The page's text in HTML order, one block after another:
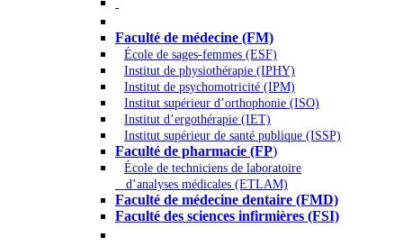
Faculté de médecine (FM)
École de sages-femmes (ESF)
Institut de physiothérapie (IPHY)
Institut de psychomotricité (IPM)
Institut supérieur d’orthophonie (ISO)
Institut d’ergothérapie (IET)
Institut supérieur de santé publique (ISSP)
Faculté de pharmacie (FP)
École de techniciens de laboratoire
d’analyses médicales (ETLAM)
Faculté de médecine dentaire (FMD)
Faculté des sciences infirmières (FSI)